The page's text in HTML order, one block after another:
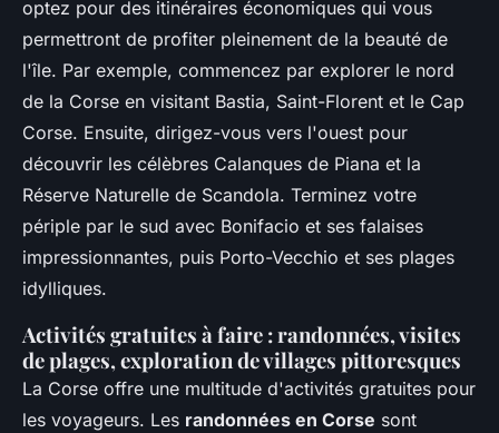
optez pour des itinéraires économiques qui vous
permettront de profiter pleinement de la beauté de
l'île. Par exemple, commencez par explorer le nord
de la Corse en visitant Bastia, Saint-Florent et le Cap
Corse. Ensuite, dirigez-vous vers l'ouest pour
découvrir les célèbres Calanques de Piana et la
Réserve Naturelle de Scandola. Terminez votre
périple par le sud avec Bonifacio et ses falaises
impressionnantes, puis Porto-Vecchio et ses plages
idylliques.
Activités gratuites à faire : randonnées, visites
de plages, exploration de villages pittoresques
La Corse offre une multitude d'activités gratuites pour
les voyageurs. Les randonnées en Corse sont